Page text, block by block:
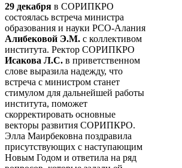
29 декабря в СОРИПКРО
состоялась встреча министра
образования и науки РСО-Алания
Алибековой Э.М. с коллективом
института. Ректор СОРИПКРО
Исакова Л.С. в приветственном
слове выразила надежду, что
встреча с министром станет
стимулом для дальнейшей работы
института, поможет
скорректировать основные
векторы развития СОРИПКРО.
Элла Маирбековна поздравила
присутствующих с наступающим
Новым Годом и ответила на ряд